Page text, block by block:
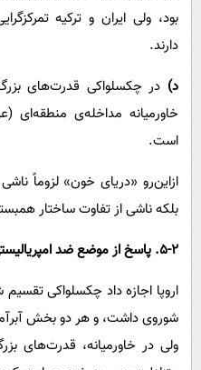
بود، ولی ایران و ترکیه
دارند.
د) در چکسلواکی قدرت‌های
خاورمیانه مداخله‌ی منطقه‌ای
است.
ازاین‌رو «دریای خون» لزوماً
بلکه ناشی از تفاوت ساختار
5-۲. پاسخ از موضع ضد امپریالیستی
اروپا اجازه داد چکسلواکی
شوروی داشت، و هر دو بخش
ولی در خاورمیانه، قدرت‌های